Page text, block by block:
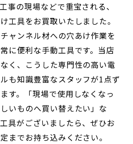
事の現場などで重宝される、
工具をお買取いたしました。
ャンネル材への穴あけ作業を
に便利な手動工具です。当店
く、こうした専門性の高い電
も知識豊富なスタッフが1点ず
す。「現場で使用しなくなっ
いものへ買い替えたい」な
具がございましたら、ぜひお
までお持ち込みください。